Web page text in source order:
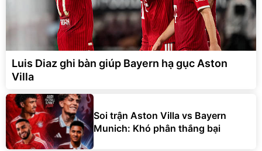
Luis Diaz ghi bàn giúp Bayern hạ gục Aston
Villa
Soi trận Aston Villa vs Bayern
Munich: Khó phân thắng bại